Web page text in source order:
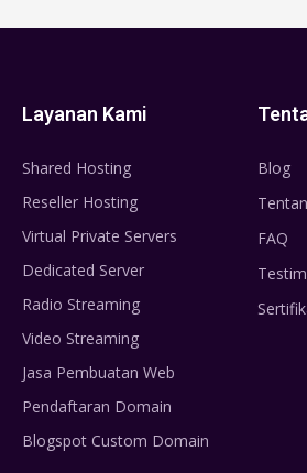
Layanan Kami
Shared Hosting
Reseller Hosting
Virtual Private Servers
Dedicated Server
Radio Streaming
Video Streaming
Jasa Pembuatan Web
Pendaftaran Domain
Blogspot Custom Domain
Blog
FAQ